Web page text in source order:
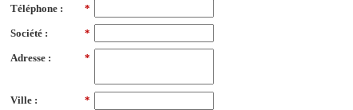
*
Téléphone :
*
Société :
*
Adresse :
*
Ville :